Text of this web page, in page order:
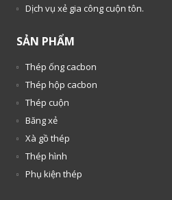
Dịch vụ xẻ gia công cuộn tôn.
SẢN PHẨM
Thép ống cacbon
Thép hộp cacbon
Thép cuộn
Băng xẻ
Xà gồ thép
Thép hình
Phụ kiện thép